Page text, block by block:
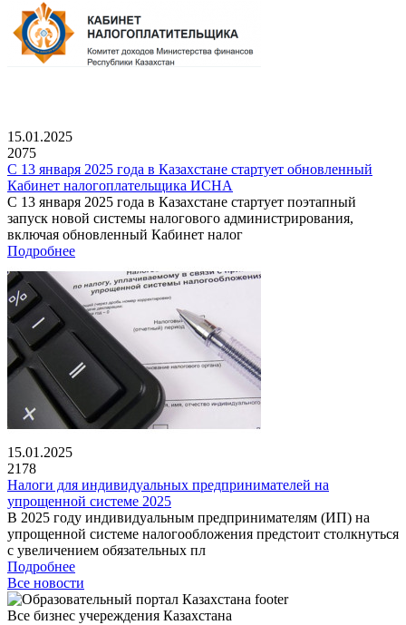
15.01.2025
2075
С 13 января 2025 года в Казахстане стартует обновленный
Кабинет налогоплательщика ИСНА
С 13 января 2025 года в Казахстане стартует поэтапный
запуск новой системы налогового администрирования,
включая обновленный Кабинет налог
Подробнее
15.01.2025
2178
Налоги для индивидуальных предпринимателей на
упрощенной системе 2025
В 2025 году индивидуальным предпринимателям (ИП) на
упрощенной системе налогообложения предстоит столкнуться
с увеличением обязательных пл
Подробнее
Все новости
Все бизнес учереждения Казахстана